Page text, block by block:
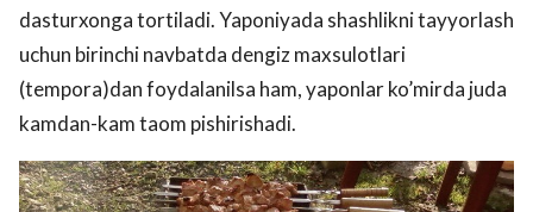
dasturxonga tortiladi. Yaponiyada shashlikni tayyorlash
uchun birinchi navbatda dengiz maxsulotlari
(tempora)dan foydalanilsa ham, yaponlar ko’mirda juda
kamdan-kam taom pishirishadi.